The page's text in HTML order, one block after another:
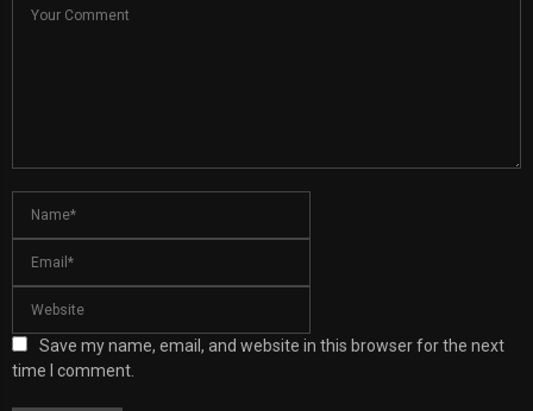
Save my name, email, and website in this browser for the next
time I comment.